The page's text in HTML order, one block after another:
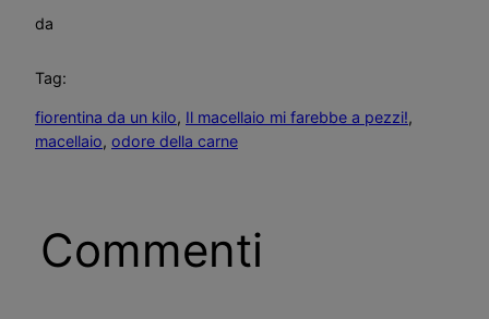
da
Tag:
fiorentina da un kilo, Il macellaio mi farebbe a pezzi!
macellaio, odore della carne
Commenti